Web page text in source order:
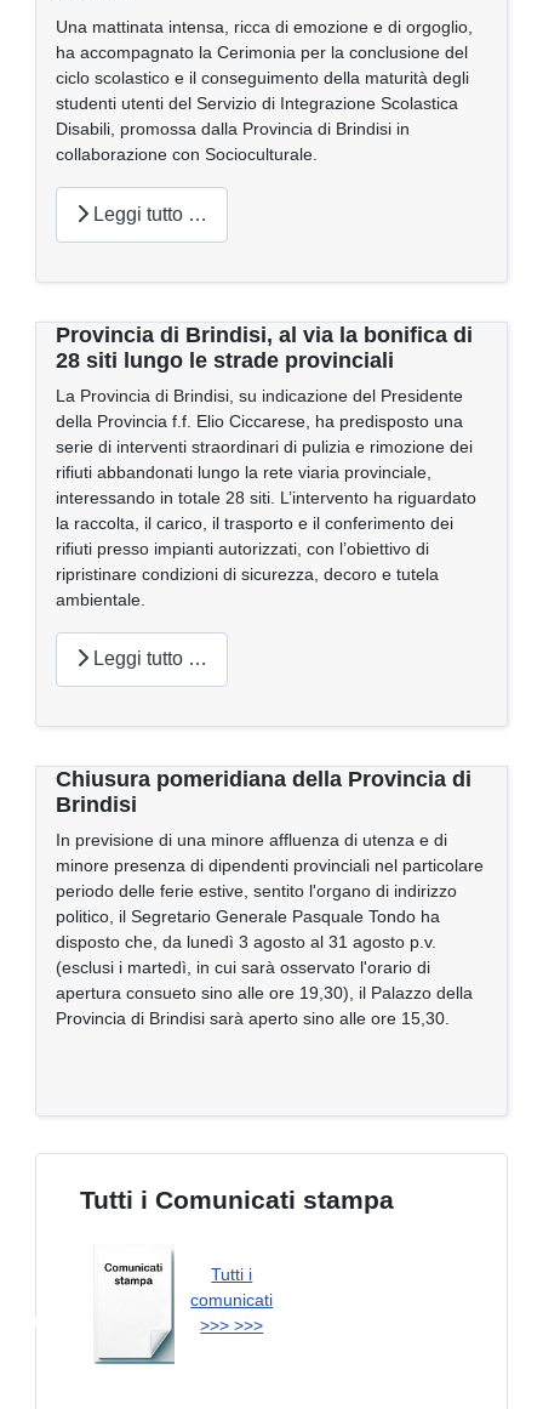
Una mattinata intensa, ricca di emozione e di orgoglio,
ha accompagnato la Cerimonia per la conclusione del
ciclo scolastico e il conseguimento della maturità degli
studenti utenti del Servizio di Integrazione Scolastica
Disabili, promossa dalla Provincia di Brindisi in
collaborazione con Socioculturale.
Leggi tutto …
Provincia di Brindisi, al via la bonifica di
28 siti lungo le strade provinciali
La Provincia di Brindisi, su indicazione del Presidente
della Provincia f.f. Elio Ciccarese, ha predisposto una
serie di interventi straordinari di pulizia e rimozione dei
rifiuti abbandonati lungo la rete viaria provinciale,
interessando in totale 28 siti. L’intervento ha riguardato
la raccolta, il carico, il trasporto e il conferimento dei
rifiuti presso impianti autorizzati, con l’obiettivo di
ripristinare condizioni di sicurezza, decoro e tutela
ambientale.
Leggi tutto …
Chiusura pomeridiana della Provincia di
Brindisi
In previsione di una minore affluenza di utenza e di
minore presenza di dipendenti provinciali nel particolare
periodo delle ferie estive, sentito l'organo di indirizzo
politico, il Segretario Generale Pasquale Tondo ha
disposto che, da lunedì 3 agosto al 31 agosto p.v.
(esclusi i martedì, in cui sarà osservato l'orario di
apertura consueto sino alle ore 19,30), il Palazzo della
Provincia di Brindisi sarà aperto sino alle ore 15,30.
Tutti i Comunicati stampa
Tutti i
comunicati
>>> >>>